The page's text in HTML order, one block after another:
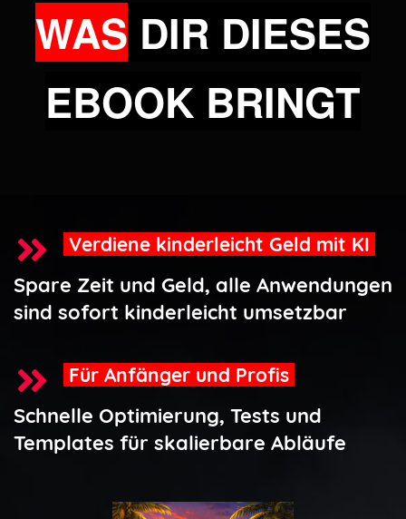
WAS DIR DIESES
EBOOK BRINGT
Verdiene kinderleicht Geld mit KI
Spare Zeit und Geld, alle Anwendungen
sind sofort kinderleicht umsetzbar
Für Anfänger und Profis
Schnelle Optimierung, Tests und
Templates für skalierbare Abläufe